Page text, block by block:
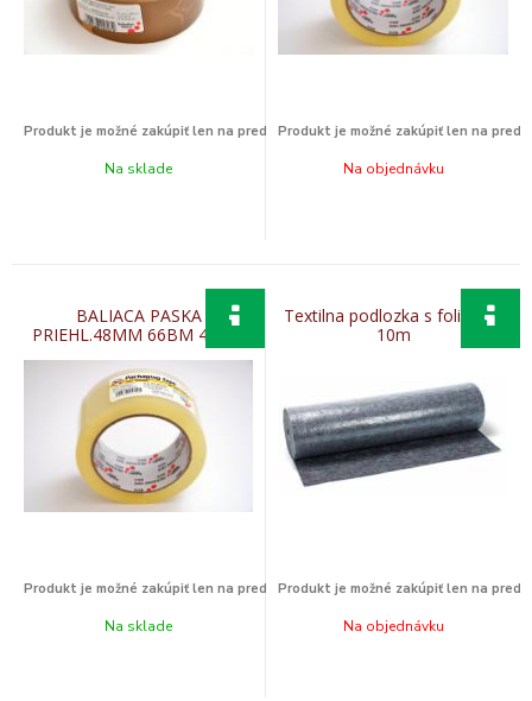
Na sklade Na objednávku
BALIACA PASKA
PRIEHL.48MM 66BM 45729
Na sklade
Textilna podlozka s foliou 1x
10m
Na objednávku